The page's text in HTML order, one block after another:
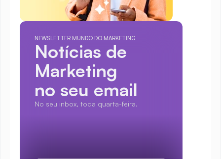
NEWSLETTER MUNDO DO MARKETING
Notícias de
Marketing
no seu email
No seu inbox, toda quarta-feira.